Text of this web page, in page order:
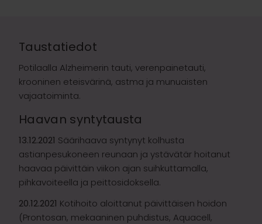
Taustatiedot
Potilaalla Alzheimerin tauti, verenpainetauti,
krooninen eteisvärinä, astma ja munuaisten
vajaatoiminta.
Haavan syntytausta
13.12.2021 Säärihaava syntynyt kolhusta
astianpesukoneen reunaan ja ystävätär hoitanut
haavaa päivittäin viikon ajan suihkuttamalla,
pihkavoiteella ja peittosidoksella.
20.12.2021 Kotihoito aloittanut päivittäisen hoidon
(Prontosan, mekaaninen puhdistus, Aquacell,